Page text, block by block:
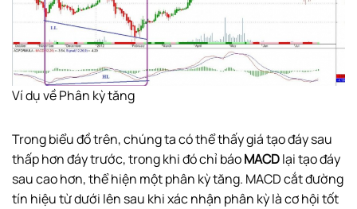
Ví dụ về Phân kỳ tăng
Trong biểu đồ trên, chúng ta có thể thấy giá tạo đáy sau
thấp hơn đáy trước, trong khi đó chỉ báoMACDlại tạo đáy
sau cao hơn, thể hiện một phân kỳ tăng. MACD cắt đường
tín hiệu từ dưới lên sau khi xác nhận phân kỳ là cơ hội tốt